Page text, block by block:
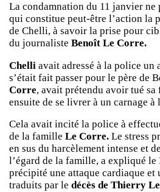
La condamnation du 11 janvier ne
qui constitue peut-être l’action la
de Chelli, à savoir la prise pour
du journaliste Benoît Le Corre.
Chelli avait adressé à la police un
s’était fait passer pour le père de
Corre, avait prétendu avoir tué sa
ensuite de se livrer à un carnage à
Cela avait incité la police à
de la famille Le Corre. Le stress
en sus du harcèlement intense et
l’égard de la famille, a expliqué
précipité une attaque cardiaque et
traduits par le décès de Thierry